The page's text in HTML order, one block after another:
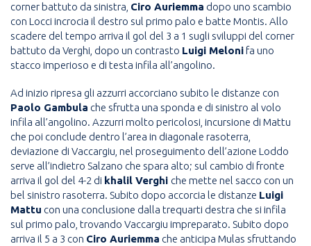
corner battuto da sinistra, Ciro Auriemma dopo uno scambio
con Locci incrocia il destro sul primo palo e batte Montis. Allo
scadere del tempo arriva il gol del 3 a 1 sugli sviluppi del corner
battuto da Verghi, dopo un contrasto Luigi Melonifa uno
stacco imperioso e di testa infila all’angolino.
Ad inizio ripresa gli azzurri accorciano subito le distanze con
Paolo Gambula che sfrutta una sponda e di sinistro al volo
infila all’angolino. Azzurri molto pericolosi, incursione di Mattu
che poi conclude dentro l’area in diagonale rasoterra,
deviazione di Vaccargiu, nel proseguimento dell’azione Loddo
serve all’indietro Salzano che spara alto; sul cambio di fronte
arriva il gol del 4-2 di khalil Verghi che mette nel sacco con un
bel sinistro rasoterra. Subito dopo accorcia le distanze Luigi
Mattu con una conclusione dalla trequarti destra che si infila
sul primo palo, trovando Vaccargiu impreparato. Subito dopo
arriva il 5 a 3 con Ciro Auriemma che anticipa Mulas sfruttando